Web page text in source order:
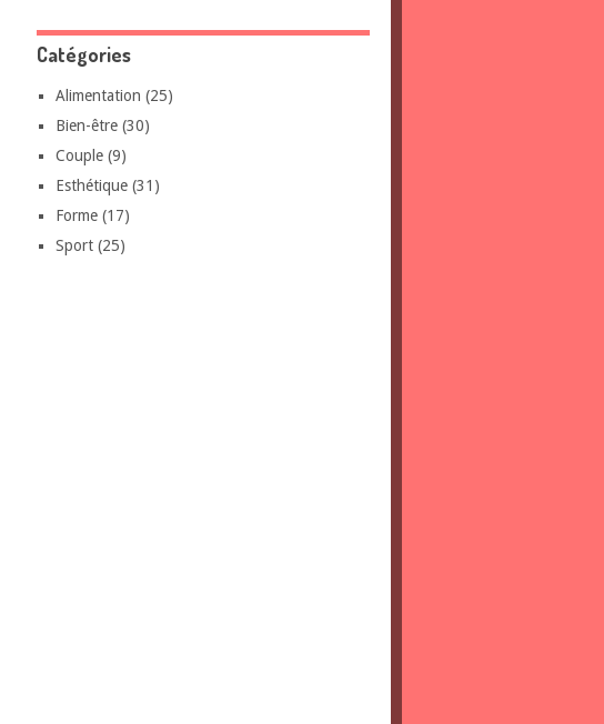
Catégories
Alimentation (25)
Bien-être(30)
Couple(9)
Esthétique(31)
Forme(17)
Sport(25)